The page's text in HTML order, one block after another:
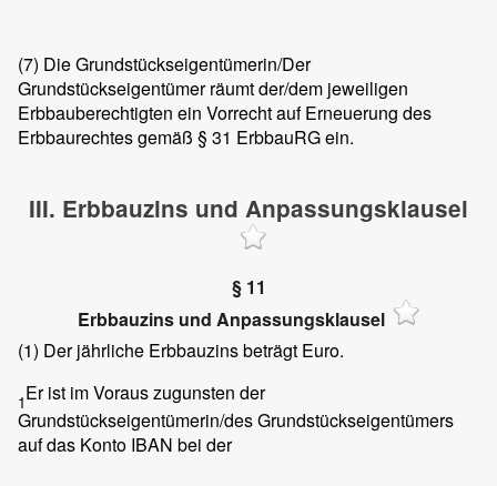
(7) Die Grundstückseigentümerin/Der
Grundstückseigentümer räumt der/dem jeweiligen
Erbbauberechtigten ein Vorrecht auf Erneuerung des
Erbbaurechtes gemäß § 31 ErbbauRG ein.
III. Erbbauzins und Anpassungsklausel
§ 11
Erbbauzins und Anpassungsklausel
(1) Der jährliche Erbbauzins beträgt Euro.
1Er ist im Voraus zugunsten der
Grundstückseigentümerin/des Grundstückseigentümers
auf das Konto IBAN bei der